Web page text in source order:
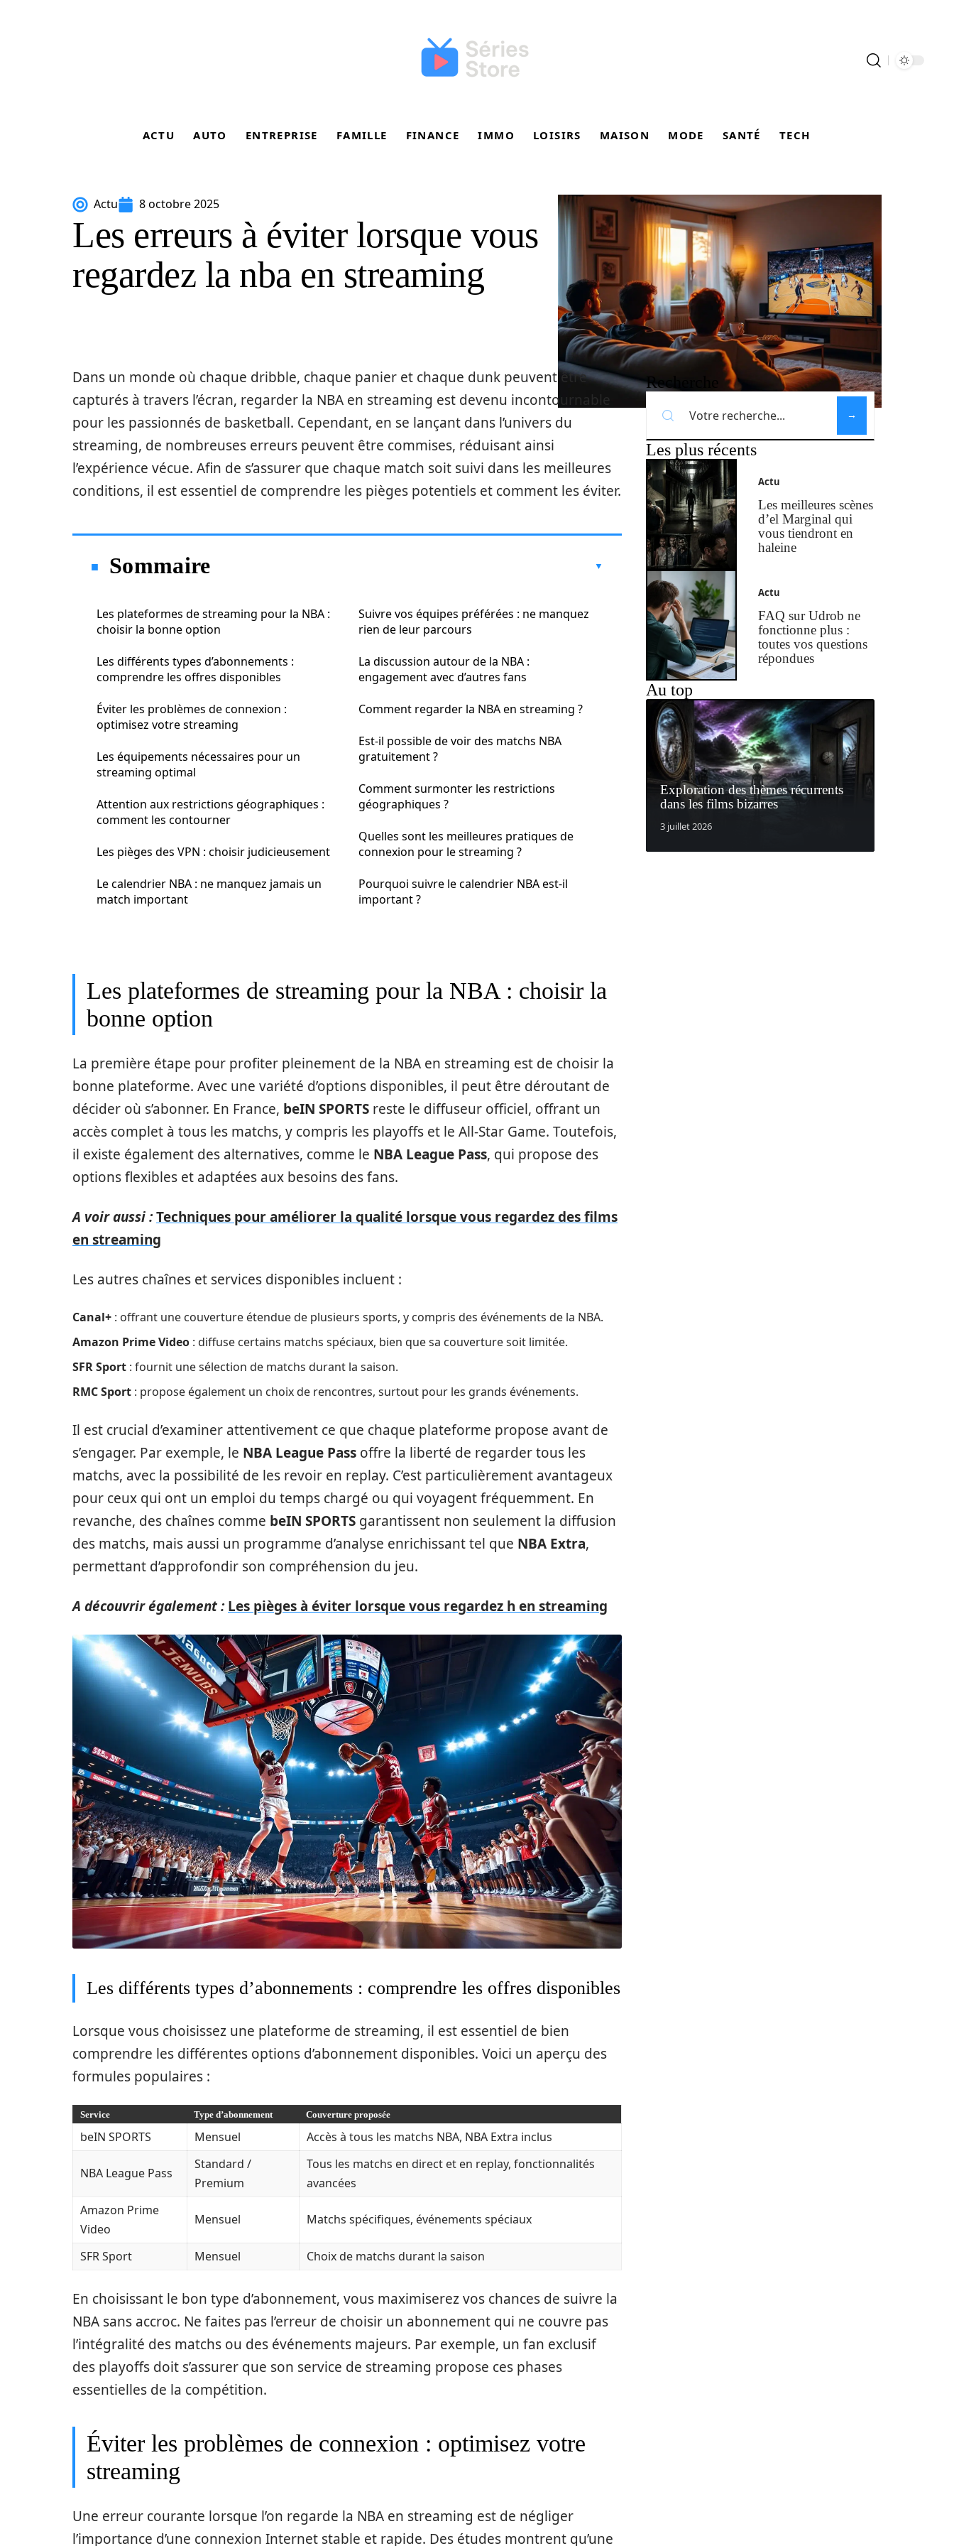
ACTU AUTO ENTREPRISE FAMILLE FINANCE IMMO LOISIRS MAISON MODE SANTÉ TECH
Actu 8 octobre 2025
Les erreurs à éviter lorsque vous
regardez la nba en streaming
Dans un monde où chaque dribble, chaque panier et chaque dunk peuvent être
capturés à travers l’écran, regarder la NBA en streaming est devenu incontournable
pour les passionnés de basketball. Cependant, en se lançant dans l’univers du
streaming, de nombreuses erreurs peuvent être commises, réduisant ainsi
l’expérience vécue. Afin de s’assurer que chaque match soit suivi dans les meilleures
conditions, il est essentiel de comprendre les pièges potentiels et comment les éviter.
Sommaire
Les plateformes de streaming pour la NBA :
choisir la bonne option
Les différents types d’abonnements :
comprendre les offres disponibles
Éviter les problèmes de connexion :
optimisez votre streaming
Les équipements nécessaires pour un
streaming optimal
Attention aux restrictions géographiques :
comment les contourner
Les pièges des VPN : choisir judicieusement
Le calendrier NBA : ne manquez jamais un
match important
Suivre vos équipes préférées : ne manquez
rien de leur parcours
La discussion autour de la NBA :
engagement avec d’autres fans
Comment regarder la NBA en streaming ?
Est-il possible de voir des matchs NBA
gratuitement ?
Comment surmonter les restrictions
géographiques ?
Quelles sont les meilleures pratiques de
connexion pour le streaming ?
Pourquoi suivre le calendrier NBA est-il
important ?
Les plateformes de streaming pour la NBA : choisir la
bonne option
La première étape pour profiter pleinement de la NBA en streaming est de choisir la
bonne plateforme. Avec une variété d’options disponibles, il peut être déroutant de
décider où s’abonner. En France, beIN SPORTS reste le diffuseur officiel, offrant un
accès complet à tous les matchs, y compris les playoffs et le All-Star Game. Toutefois,
il existe également des alternatives, comme le NBA League Pass, qui propose des
options flexibles et adaptées aux besoins des fans.
A voir aussi :Techniques pour améliorer la qualité lorsque vous regardez des films
en streaming
Les autres chaînes et services disponibles incluent :
Canal+ : offrant une couverture étendue de plusieurs sports, y compris des événements de la NBA.
Amazon Prime Video : diffuse certains matchs spéciaux, bien que sa couverture soit limitée.
SFR Sport : fournit une sélection de matchs durant la saison.
RMC Sport : propose également un choix de rencontres, surtout pour les grands événements.
Il est crucial d’examiner attentivement ce que chaque plateforme propose avant de
s’engager. Par exemple, le NBA League Pass offre la liberté de regarder tous les
matchs, avec la possibilité de les revoir en replay. C’est particulièrement avantageux
pour ceux qui ont un emploi du temps chargé ou qui voyagent fréquemment. En
revanche, des chaînes comme beIN SPORTS garantissent non seulement la diffusion
des matchs, mais aussi un programme d’analyse enrichissant tel que NBA Extra,
permettant d’approfondir son compréhension du jeu.
A découvrir également : Les pièges à éviter lorsque vous regardez h en streaming
Les différents types d’abonnements : comprendre les offres disponibles
Lorsque vous choisissez une plateforme de streaming, il est essentiel de bien
comprendre les différentes options d’abonnement disponibles. Voici un aperçu des
formules populaires :
Service Type d’abonnement Couverture proposée
beIN SPORTS Mensuel Accès à tous les matchs NBA, NBA Extra inclus
NBA League Pass
Standard /
Premium
Tous les matchs en direct et en replay, fonctionnalités
avancées
Amazon Prime
Video
Mensuel Matchs spécifiques, événements spéciaux
SFR Sport Mensuel Choix de matchs durant la saison
En choisissant le bon type d’abonnement, vous maximiserez vos chances de suivre la
NBA sans accroc. Ne faites pas l’erreur de choisir un abonnement qui ne couvre pas
l’intégralité des matchs ou des événements majeurs. Par exemple, un fan exclusif
des playoffs doit s’assurer que son service de streaming propose ces phases
essentielles de la compétition.
Éviter les problèmes de connexion : optimisez votre
streaming
Une erreur courante lorsque l’on regarde la NBA en streaming est de négliger
l’importance d’une connexion Internet stable et rapide. Des études montrent qu’une
Recherche
Les plus récents
Actu
Les meilleures scènes
d’el Marginal qui
vous tiendront en
haleine
Actu
FAQ sur Udrob ne
fonctionne plus :
toutes vos questions
répondues
Au top
Exploration des thèmes récurrents
dans les films bizarres
3 juillet 2026